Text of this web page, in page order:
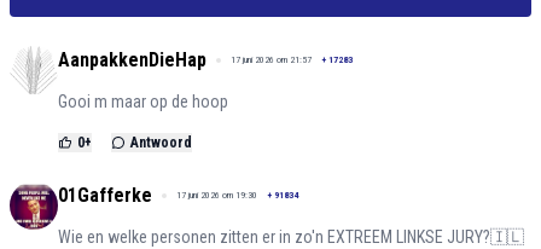
AanpakkenDieHap 17 juni 2026 om 21:57 + 17283
Gooi m maar op de hoop
0+ Antwoord
01Gafferke 17 juni 2026 om 19:30 + 91834
Wie en welke personen zitten er in zo'n EXTREEM LINKSE JURY?🇮🇱